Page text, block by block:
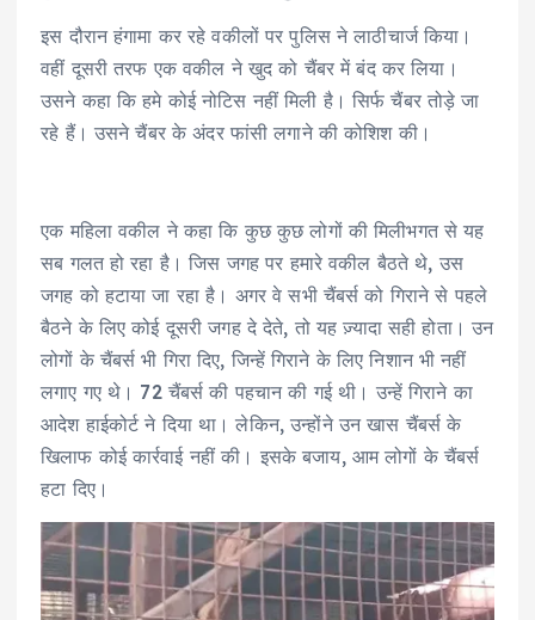
इस दौरान हंगामा कर रहे वकीलों पर पुलिस ने लाठीचार्ज किया।
वहीं दूसरी तरफ एक वकील ने खुद को चैंबर में बंद कर लिया।
उसने कहा कि हमे कोई नोटिस नहीं मिली है। सिर्फ चैंबर तोड़े जा
रहे हैं। उसने चैंबर के अंदर फांसी लगाने की कोशिश की।
एक महिला वकील ने कहा कि कुछ कुछ लोगों की मिलीभगत से यह
सब गलत हो रहा है। जिस जगह पर हमारे वकील बैठते थे, उस
जगह को हटाया जा रहा है। अगर वे सभी चैंबर्स को गिराने से पहले
बैठने के लिए कोई दूसरी जगह दे देते, तो यह ज़्यादा सही होता। उन
लोगों के चैंबर्स भी गिरा दिए, जिन्हें गिराने के लिए निशान भी नहीं
लगाए गए थे। 72 चैंबर्स की पहचान की गई थी। उन्हें गिराने का
आदेश हाईकोर्ट ने दिया था। लेकिन, उन्होंने उन खास चैंबर्स के
खिलाफ कोई कार्रवाई नहीं की। इसके बजाय, आम लोगों के चैंबर्स
हटा दिए।